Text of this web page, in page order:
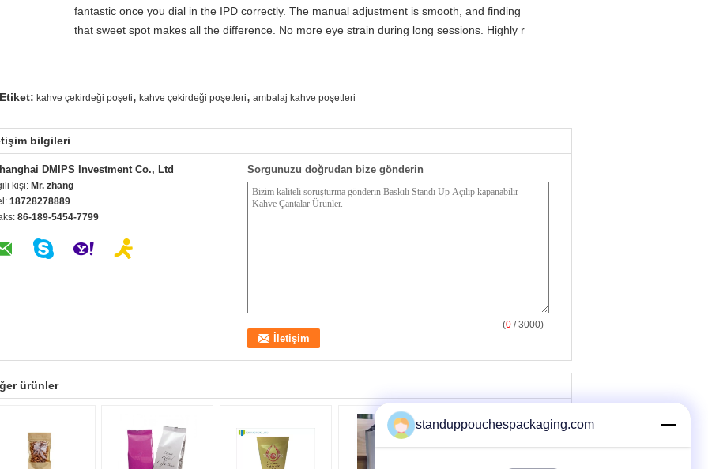
fantastic once you dial in the IPD correctly. The manual adjustment is smooth, and finding
that sweet spot makes all the difference. No more eye strain during long sessions. Highly r
Etiket: kahve çekirdeği poşeti, kahve çekirdeği poşetleri, ambalaj kahve poşetleri
bilgileri
DMIPS Investment Co., Ltd
kişi: Mr. zhang
18728278889
86-189-5454-7799
Sorgunuzu doğrudan bize gönderin
(0 / 3000)
ürünler
standuppouchespackaging.com